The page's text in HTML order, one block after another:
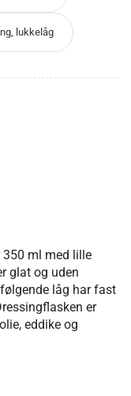
lukkelåg
350 ml med lille
glat og uden
låg har fast
er
eddike og